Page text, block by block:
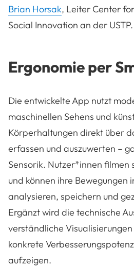
Brian Horsak, Leiter Center
Social Innovation an der USTP.
Ergonomie per
Die entwickelte App nutzt
maschinellen Sehens und
Körperhaltungen direkt über
erfassen und auszuwerten –
Sensorik. Nutzer*innen filmen
und können ihre Bewegungen
analysieren, speichern und
Ergänzt wird die technische
verständliche
konkrete
aufzeigen.